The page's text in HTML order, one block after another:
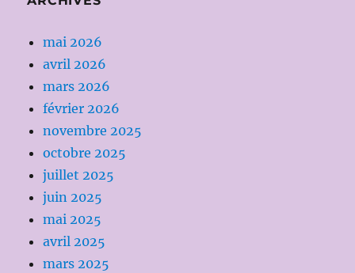
mai 2026
avril 2026
mars 2026
février 2026
novembre 2025
octobre 2025
juillet 2025
juin 2025
mai 2025
avril 2025
mars 2025